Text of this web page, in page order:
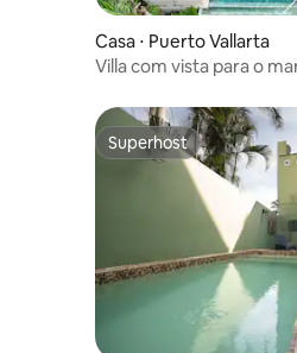
de ônibus).
Casa ⋅ Puerto Vallarta
Villa com vista para o
Superhost
Superhost